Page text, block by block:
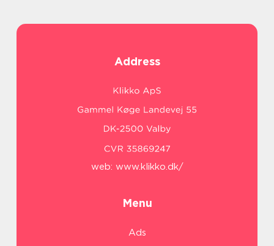
Address
web: www.klikko.dk/
Menu
Ads